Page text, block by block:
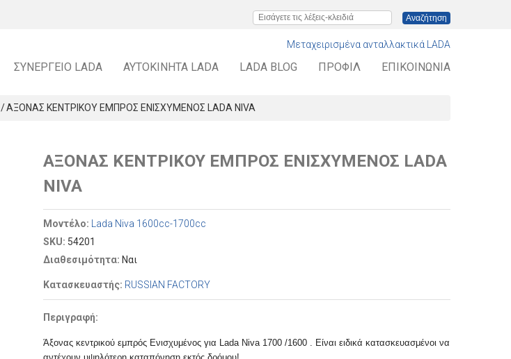
Εισάγετε τις λέξεις-κλειδιά
Μεταχειρισμένα ανταλλακτικά LADA
ΣΥΝΕΡΓΕΊΟ LADA ΑΥΤΟΚΊΝΗΤΑ LADA LADA BLOG ΠΡΟΦΊΛ ΕΠΙΚΟΙΝΩΝΊΑ
ΑΞΟΝΑΣ ΚΕΝΤΡΙΚΟΥ ΕΜΠΡΟΣ ΕΝΙΣΧΥΜΕΝΟΣ LADA NIVA
ΑΞΟΝΑΣ ΚΕΝΤΡΙΚΟΥ ΕΜΠΡΟΣ ΕΝΙΣΧΥΜΕΝΟΣ LADA
NIVA
Μοντέλο:
Lada Niva 1600cc-1700cc
SKU: 54201
Διαθεσιμότητα: Ναι
Κατασκευαστής: RUSSIAN FACTORY
Περιγραφή:
Άξονας κεντρικού εμπρός Ενισχυμένος για Lada Niva 1700 /1600 . Είναι ειδικά κατασκευασμένοι να